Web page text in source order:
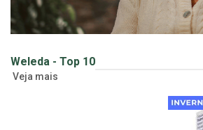
Weleda - Top 10
Veja mais